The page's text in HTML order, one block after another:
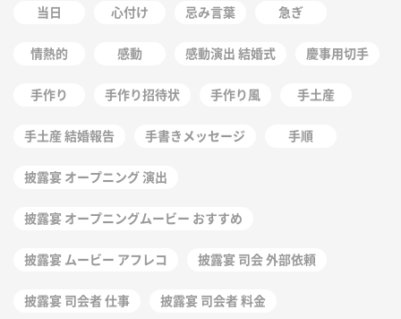
当日 心付け 忌み言葉 急ぎ
情熱的 感動 感動演出 結婚式 慶事用切手
手作り 手作り招待状 手作り風 手土産
手土産 結婚報告 手書きメッセージ 手順
披露宴 オープニング 演出
披露宴 オープニングムービー おすすめ
披露宴 ムービー アフレコ 披露宴 司会 外部依頼
披露宴 司会者 仕事 披露宴 司会者 料金